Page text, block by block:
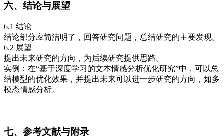
六、结论与展望
6.1 结论
结论部分应简洁明了，回答研究问题，总结研究的主要发现。
6.2 展望
提出未来研究的方向，为后续研究提供思路。
实例：在“基于深度学习的文本情感分析优化研究”中，可以总
结模型的优化效果，并提出未来可以进一步研究的方向，如多
模态情感分析。
七、参考文献与附录